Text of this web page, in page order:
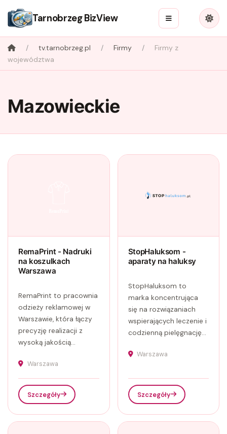
Tarnobrzeg BizView
tv.tarnobrzeg.pl Firmy
Firmy z
województwa
Mazowieckie
RemaPrint - Nadruki
na koszulkach
Warszawa
RemaPrint to pracownia
odzieży reklamowej w
Warszawie, która łączy
precyzję realizacji z
wysoką jakością...
Warszawa
Szczegóły
StopHaluksom -
aparaty na haluksy
StopHaluksom to
marka koncentrująca
się na rozwiązaniach
wspierających leczenie i
codzienną pielęgnację...
Warszawa
Szczegóły